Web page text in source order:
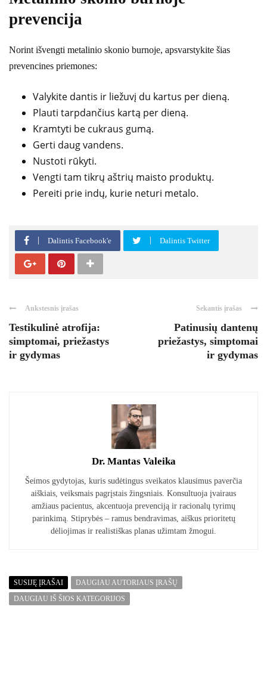
prevencija
Norint išvengti metalinio skonio burnoje, apsvarstykite šias
prevencines priemones:
Valykite dantis ir liežuvį du kartus per dieną.
Plauti tarpdančius kartą per dieną.
Kramtyti be cukraus gumą.
Gerti daug vandens.
Nustoti rūkyti.
Vengti tam tikrų aštrių maisto produktų.
Pereiti prie indų, kurie neturi metalo.
Dalintis Facebook'e Dalintis Twitter
Ankstesnis įrašas
Testikulinė atrofija:
simptomai, priežastys
ir gydymas
Sekantis įrašas
Patinusių dantenų
priežastys, simptomai
ir gydymas
Dr. Mantas Valeika
Šeimos gydytojas, kuris sudėtingus sveikatos klausimus paverčia
aiškiais, veiksmais pagrįstais žingsniais. Konsultuoja įvairaus
amžiaus pacientus, akcentuoja prevenciją ir racionalų tyrimų
parinkimą. Stiprybės – ramus bendravimas, aiškus prioritetų
dėliojimas ir realistiškas planas užimtam žmogui.
SUSIJĘ ĮRAŠAI
DAUGIAU AUTORIAUS ĮRAŠŲ
DAUGIAU IŠ ŠIOS KATEGORIJOS